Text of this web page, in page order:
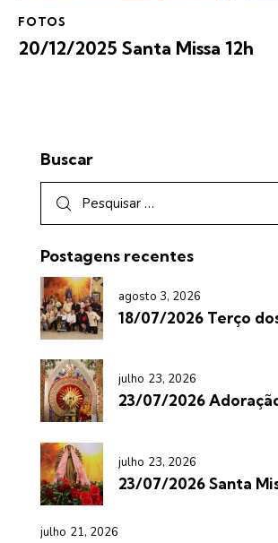
FOTOS
20/12/2025 Santa Missa 12h
Buscar
Postagens recentes
agosto 3, 2026
18/07/2026 Terço
julho 23, 2026
23/07/2026
julho 23, 2026
23/07/2026 Santa
julho 21, 2026